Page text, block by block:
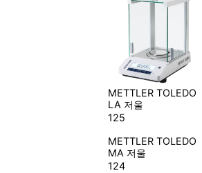
METTLER TOLEDO
LA 저울
125
METTLER TOLEDO
MA 저울
124